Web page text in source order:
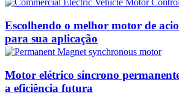
Escolhendo o melhor motor de
para sua aplicação
Motor elétrico síncrono
a eficiência futura